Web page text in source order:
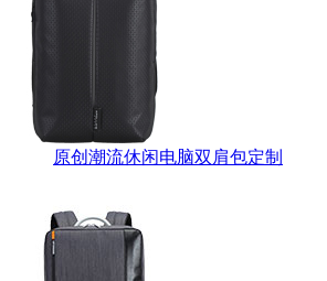
原创潮流休闲电脑双肩包定制